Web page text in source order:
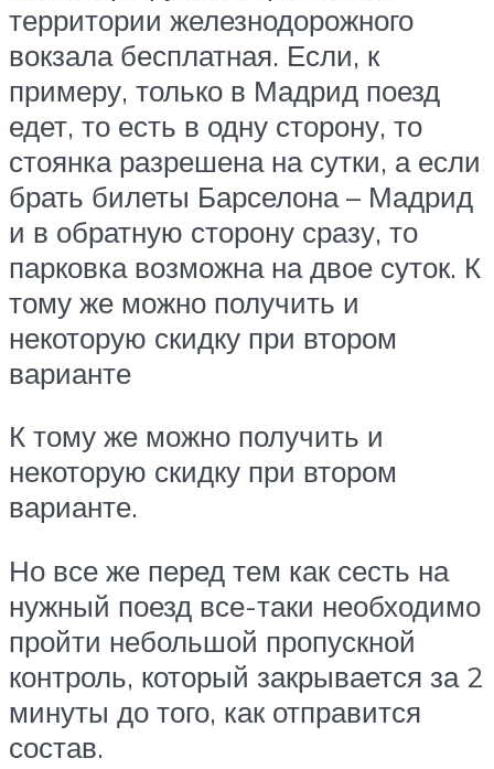
территории железнодорожного
вокзала бесплатная. Если, к
примеру, только в Мадрид поезд
едет, то есть в одну сторону, то
стоянка разрешена на сутки, а если
брать билеты Барселона – Мадрид
и в обратную сторону сразу, то
парковка возможна на двое суток. К
тому же можно получить и
некоторую скидку при втором
варианте
К тому же можно получить и
некоторую скидку при втором
варианте.
Но все же перед тем как сесть на
нужный поезд все-таки необходимо
пройти небольшой пропускной
контроль, который закрывается за 2
минуты до того, как отправится
состав.